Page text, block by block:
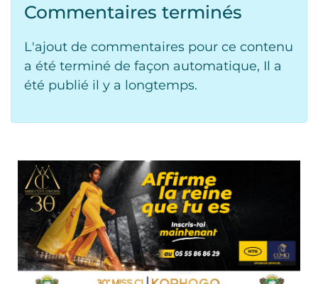
Commentaires terminés
L'ajout de commentaires pour ce contenu
a été terminé de façon automatique, Il a
été publié il y a longtemps.